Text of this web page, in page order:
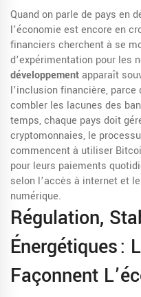
Quand on parle de pays en
l’économie est encore en
financiers cherchent à se
d’expérimentation pour les
développementapparaît
l’inclusion financière,
combler les lacunes des
temps, chaque pays doit
cryptomonnaies, le
commencent à utiliser
pour leurs paiements
selon l’accès à internet et
numérique.
Régulation,
Énergétiques :
Façonnent